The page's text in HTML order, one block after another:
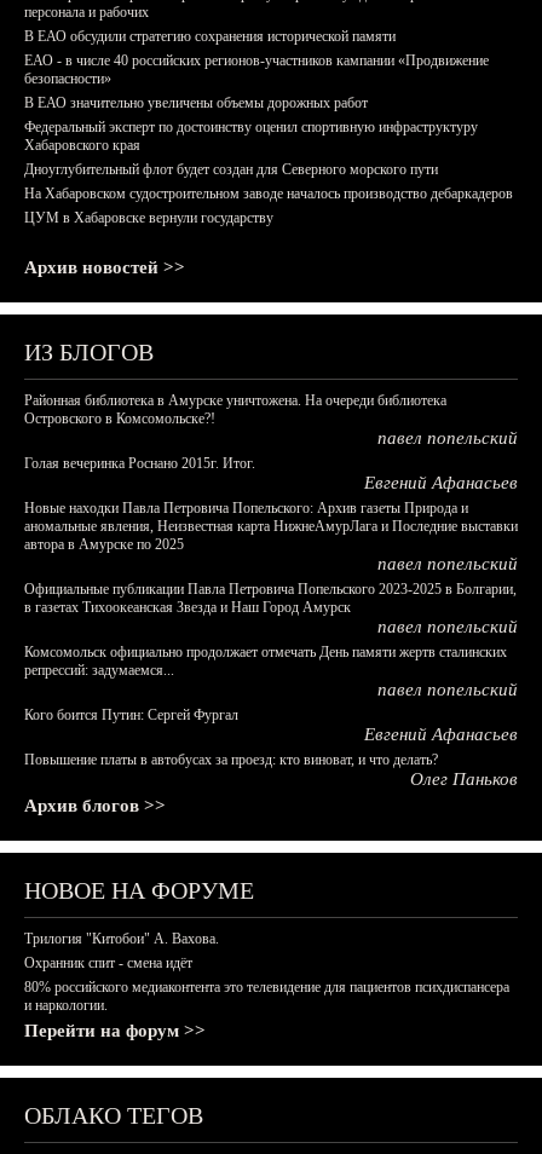
персонала и рабочих
В ЕАО обсудили стратегию сохранения исторической памяти
ЕАО - в числе 40 российских регионов-участников кампании «Продвижение
безопасности»
В ЕАО значительно увеличены объемы дорожных работ
Федеральный эксперт по достоинству оценил спортивную инфраструктуру
Хабаровского края
Дноуглубительный флот будет создан для Северного морского пути
На Хабаровском судостроительном заводе началось производство дебаркадеров
ЦУМ в Хабаровске вернули государству
Архив новостей >>
ИЗ БЛОГОВ
Районная библиотека в Амурске уничтожена. На очереди библиотека
Островского в Комсомольске?!
павел попельский
Голая вечеринка Роснано 2015г. Итог.
Евгений Афанасьев
Новые находки Павла Петровича Попельского: Архив газеты Природа и
аномальные явления, Неизвестная карта НижнеАмурЛага и Последние выставки
автора в Амурске по 2025
павел попельский
Официальные публикации Павла Петровича Попельского 2023-2025 в Болгарии,
в газетах Тихоокеанская Звезда и Наш Город Амурск
павел попельский
Комсомольск официально продолжает отмечать День памяти жертв сталинских
репрессий: задумаемся...
павел попельский
Кого боится Путин: Сергей Фургал
Евгений Афанасьев
Повышение платы в автобусах за проезд: кто виноват, и что делать?
Олег Паньков
Архив блогов >>
НОВОЕ НА ФОРУМЕ
Трилогия "Китобои" А. Вахова.
Охранник спит - смена идёт
80% российского медиаконтента это телевидение для пациентов психдиспансера
и наркологии.
Перейти на форум >>
ОБЛАКО ТЕГОВ